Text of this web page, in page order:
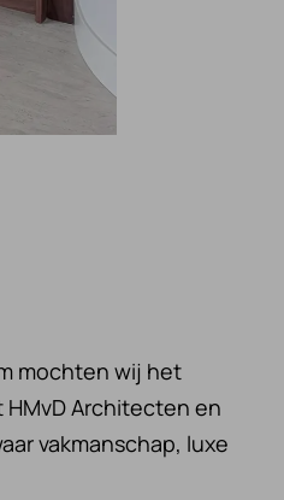
mochten wij het
Architecten en
vakmanschap, luxe